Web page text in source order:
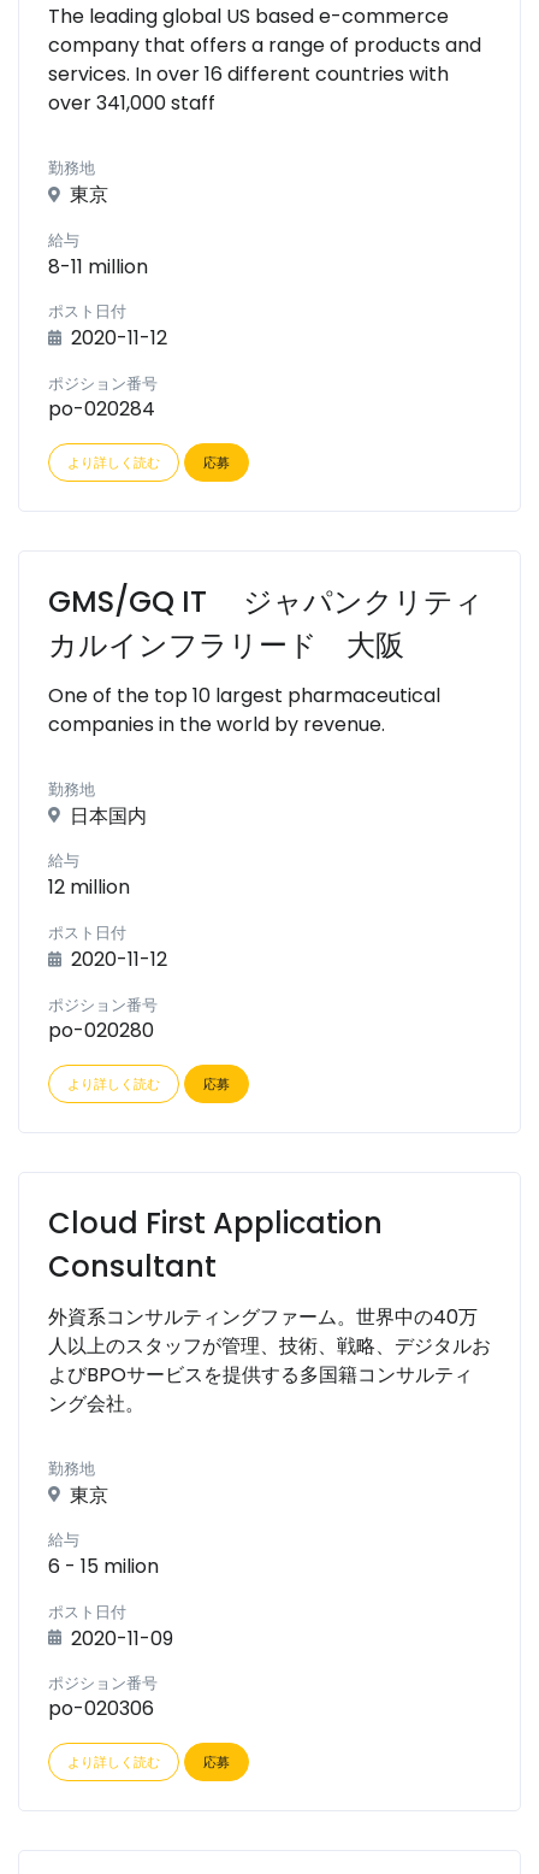
The leading global US based e-commerce
company that offers a range of products and
services. In over 16 different countries with
over 341,000 staff
勤務地
東京
給与
8-11 million
ポスト日付
2020-11-12
ポジション番号
po-020284
より詳しく読む 応募
GMS/GQ IT ジャパンクリティ
カルインフラリード 大阪
One of the top 10 largest pharmaceutical
companies in the world by revenue.
勤務地
日本国内
給与
12 million
ポスト日付
2020-11-12
ポジション番号
po-020280
より詳しく読む 応募
Cloud First Application
Consultant
外資系コンサルティングファーム。世界中の40万
人以上のスタッフが管理、技術、戦略、デジタルお
よびBPOサービスを提供する多国籍コンサルティ
ング会社。
勤務地
東京
給与
6 - 15 milion
ポスト日付
2020-11-09
ポジション番号
po-020306
より詳しく読む 応募